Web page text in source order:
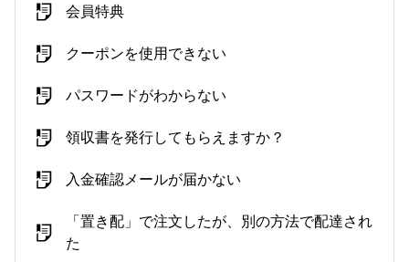
会員特典
クーポンを使用できない
パスワードがわからない
領収書を発行してもらえますか？
入金確認メールが届かない
「置き配」で注文したが、別の方法で配達され
た